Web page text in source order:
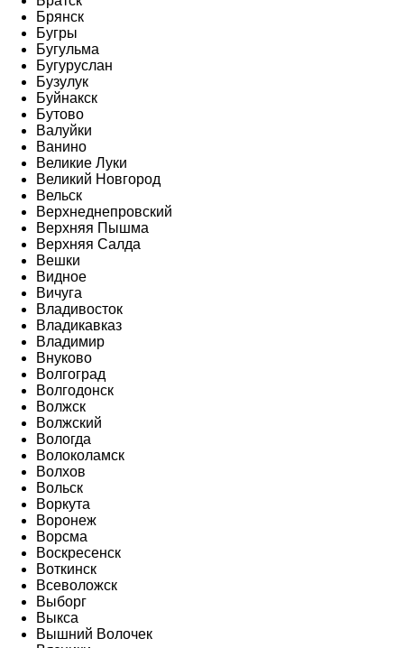
Брянск
Бугры
Бугульма
Бугуруслан
Бузулук
Буйнакск
Бутово
Валуйки
Ванино
Великие Луки
Великий Новгород
Вельск
Верхнеднепровский
Верхняя Пышма
Верхняя Салда
Вешки
Видное
Вичуга
Владивосток
Владикавказ
Владимир
Внуково
Волгоград
Волгодонск
Волжск
Волжский
Вологда
Волоколамск
Волхов
Вольск
Воркута
Воронеж
Ворсма
Воскресенск
Воткинск
Всеволожск
Выборг
Выкса
Вышний Волочек